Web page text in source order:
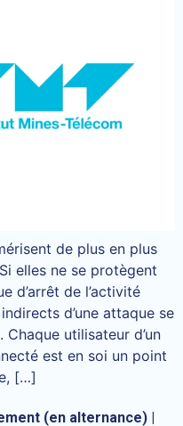
de plus en plus
elles ne se protègent
d’arrêt de l’activité
d’une attaque se
utilisateur d’un
est en soi un point
[…]
(en alternance) |